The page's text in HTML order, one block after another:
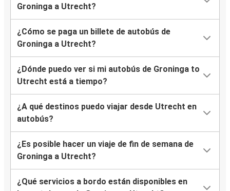
Groninga a Utrecht?
¿Cómo se paga un billete de autobús de
Groninga a Utrecht?
¿Dónde puedo ver si mi autobús de Groninga to
Utrecht está a tiempo?
¿A qué destinos puedo viajar desde Utrecht en
autobús?
¿Es posible hacer un viaje de fin de semana de
Groninga a Utrecht?
¿Qué servicios a bordo están disponibles en